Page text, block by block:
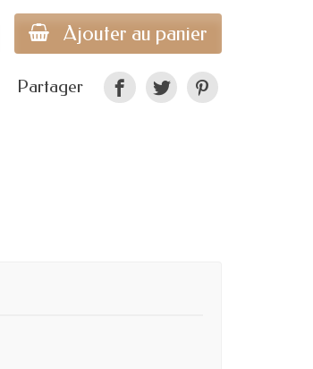
Ajouter au panier
Partager